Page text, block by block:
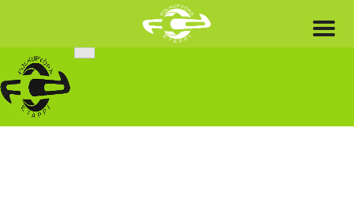
content